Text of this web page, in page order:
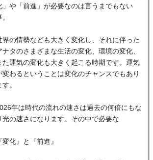
」や「前進」が必要なのは言うまでもない
界の情勢なども大きく変化し、それに伴った
ナタのさまざまな生活の変化、環境の変化、
た運気の変化も大きく起こる時期です。運気
変わるということは変化のチャンスでもあり
す。
年は時代の流れの速さは過去の何倍にもな
光の速さになります。その中で必要な
変化』と『前進』